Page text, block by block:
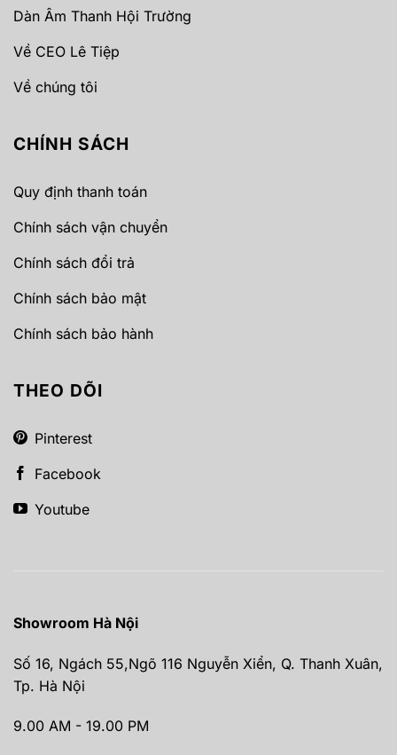
Dàn Âm Thanh Hội Trường
Về CEO Lê Tiệp
Về chúng tôi
CHÍNH SÁCH
Quy định thanh toán
Chính sách vận chuyển
Chính sách đổi trả
Chính sách bảo mật
Chính sách bảo hành
THEO DÕI
Pinterest
Facebook
Youtube
Showroom Hà Nội
Số 16, Ngách 55,Ngõ 116 Nguyễn Xiển, Q. Thanh Xuân,
Tp. Hà Nội
9.00 AM - 19.00 PM